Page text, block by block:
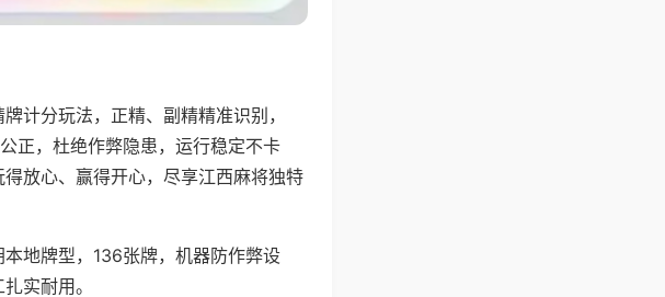
计分玩法，正精、副精精准识别，
正，杜绝作弊隐患，运行稳定不卡
放心、赢得开心，尽享江西麻将独特
地牌型，136张牌，机器防作弊设
实耐用。